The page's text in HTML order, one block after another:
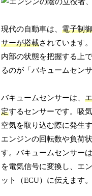
現代の自動車は、電子制
サーが搭載されています
内部の状態を把握する上
るのが「バキュームセン
バキュームセンサーは、
定するセンサーです。吸
空気を取り込む際に発生
エンジンの回転数や負荷
す。バキュームセンサー
を電気信号に変換し、エ
ット（ECU）に伝えます。